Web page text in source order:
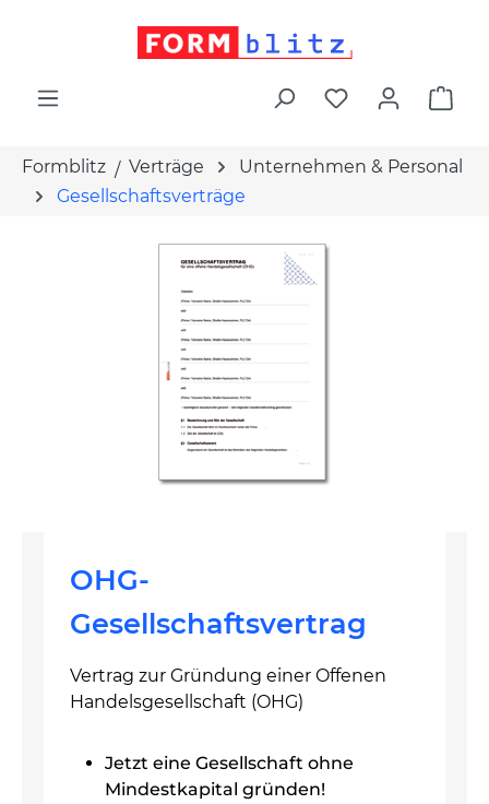
Formblitz Verträge
Unternehmen & Personal
Gesellschaftsverträge
OHG-
Gesellschaftsvertrag
Vertrag zur Gründung einer Offenen
Handelsgesellschaft (OHG)
Jetzt eine Gesellschaft ohne
Mindestkapital gründen!